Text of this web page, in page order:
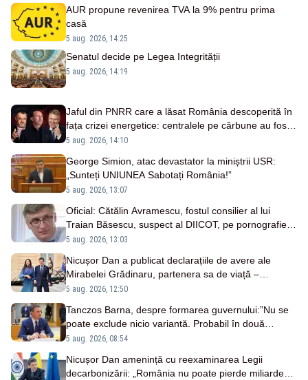
AUR propune revenirea TVA la 9% pentru prima
casă
5 aug. 2026, 14:25
Senatul decide pe Legea Integrității
5 aug. 2026, 14:19
Jaful din PNRR care a lăsat România descoperită în
fața crizei energetice: centralele pe cărbune au fost
închise fără să fie înlocuite
5 aug. 2026, 14:10
George Simion, atac devastator la miniștrii USR:
„Sunteți UNIUNEA Sabotați România!”
5 aug. 2026, 13:07
Oficial: Cătălin Avramescu, fostul consilier al lui
Traian Băsescu, suspect al DIICOT, pe pornografie
infantilă
5 aug. 2026, 13:03
Nicușor Dan a publicat declarațiile de avere ale
Mirabelei Grădinaru, partenera sa de viață –
DOCUMENTE
5 aug. 2026, 12:50
Tanczos Barna, despre formarea guvernului:”Nu se
poate exclude nicio variantă. Probabil în două
săptămâni o să avem rezultate”
5 aug. 2026, 08:54
Nicușor Dan amenință cu reexaminarea Legii
decarbonizării: „România nu poate pierde miliarde